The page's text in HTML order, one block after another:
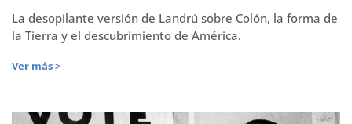
La desopilante versión de Landrú sobre Colón, la forma de
la Tierra y el descubrimiento de América.
Ver más >